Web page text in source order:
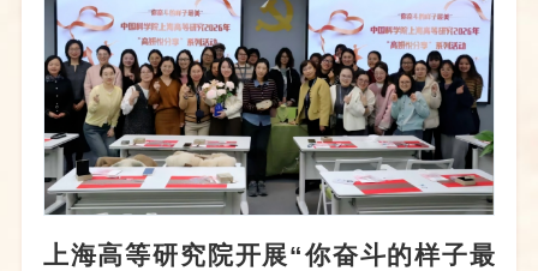
上海高等研究院开展“你奋斗的样子最